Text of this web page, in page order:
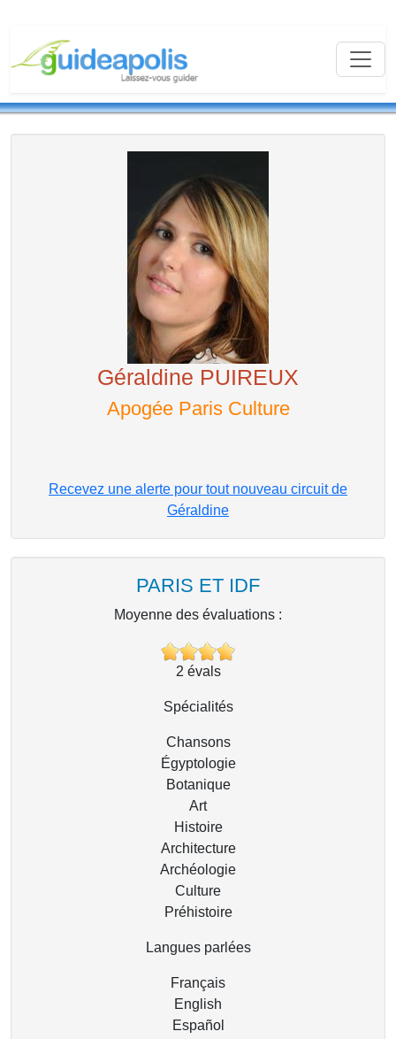
Géraldine PUIREUX
Apogée Paris Culture
Recevez une alerte pour tout nouveau circuit de
Géraldine
PARIS ET IDF
Moyenne des évaluations :
2 évals
Spécialités
Chansons
Égyptologie
Botanique
Art
Histoire
Architecture
Archéologie
Culture
Préhistoire
Langues parlées
Français
English
Español